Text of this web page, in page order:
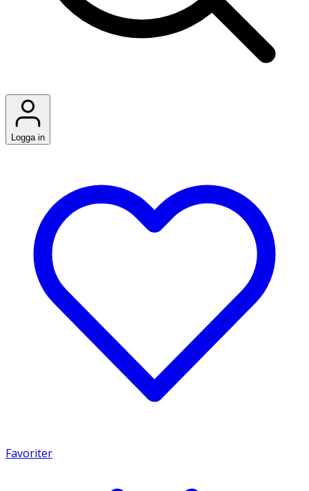
Logga in
Favoriter